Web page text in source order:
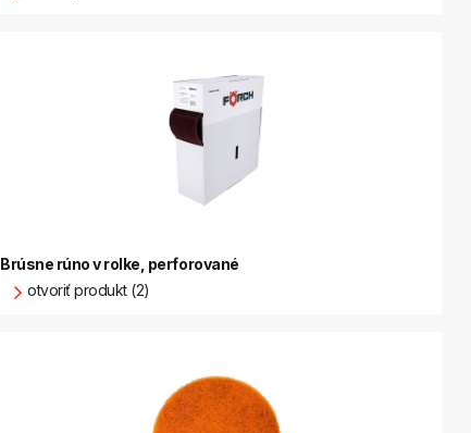
Brúsne rúno v rolke, perforované
otvoriť produkt (2)